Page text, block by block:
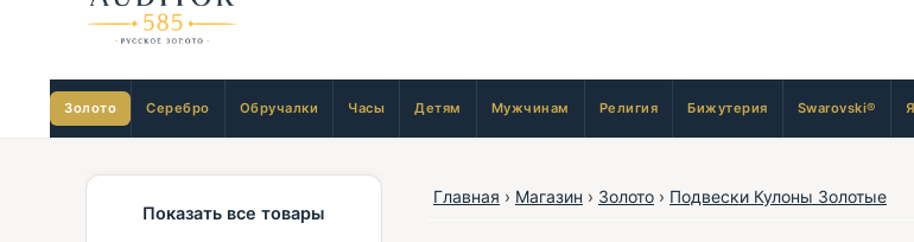
Золото Серебро Обручалки Часы Детям Мужчинам Религия Бижутерия Swarovski®
Показать все товары
Главная › Магазин › Золото › Подвески Кулоны Золотые